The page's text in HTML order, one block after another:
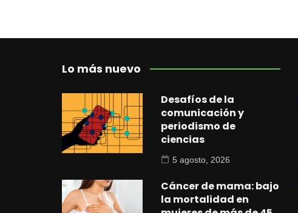
Lo más nuevo
Desafíos de la
comunicación y
periodismo de
ciencias
5 agosto, 2026
Cáncer de mama: bajo
la mortalidad en